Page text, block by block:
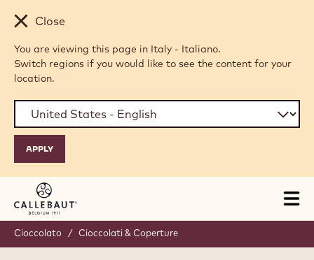
Skip to main content
Close
You are viewing this page in Italy - Italiano.
Switch regions if you would like to see the content for your
location.
Cioccolato / Cioccolati & Coperture